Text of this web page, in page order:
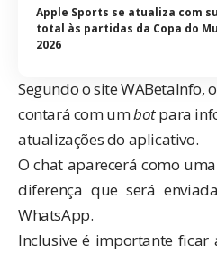
Apple Sports se atualiza com
total às partidas da Copa do
2026
Segundo o siteWABetaInfo,
contará com umbotpara
atualizações do aplicativo.
O chat aparecerá como
diferença que será
WhatsApp.
Inclusive é importante